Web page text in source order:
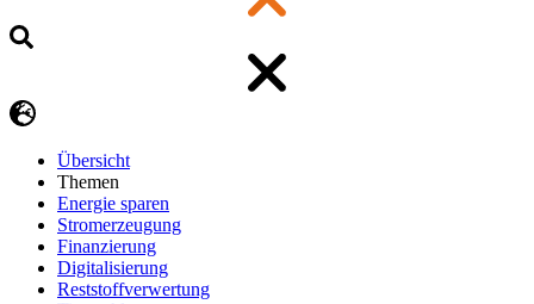
Übersicht
Themen
Energie sparen
Stromerzeugung
Finanzierung
Digitalisierung
Reststoffverwertung